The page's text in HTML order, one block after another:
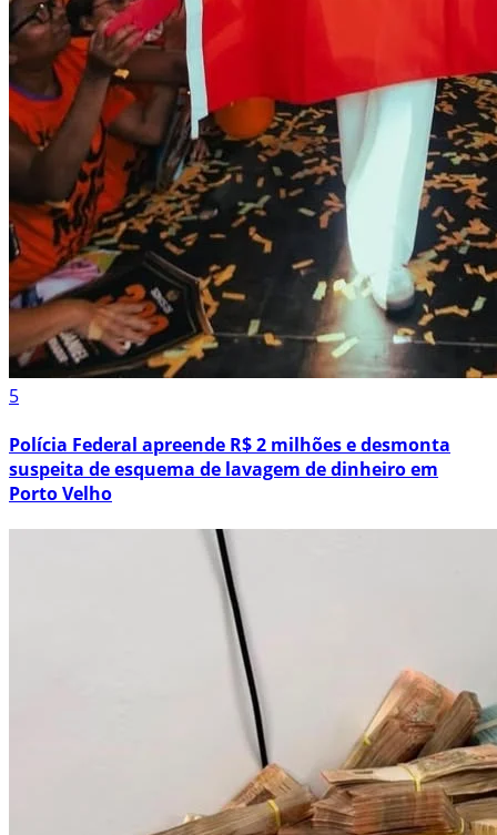
5
Polícia Federal apreende R$ 2 milhões e desmonta
suspeita de esquema de lavagem de dinheiro em
Porto Velho